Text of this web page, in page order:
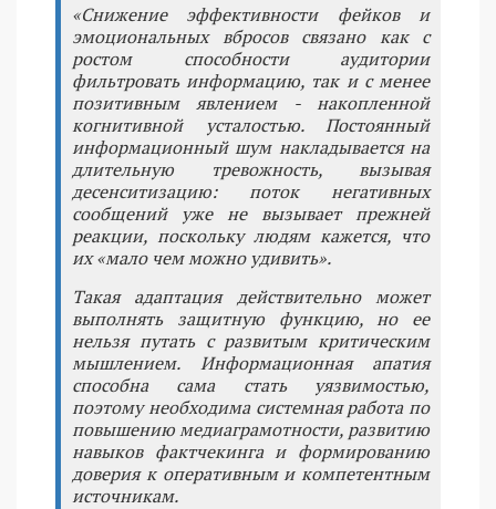
«Снижение эффективности фейков и
эмоциональных вбросов связано как с
ростом способности аудитории
фильтровать информацию, так и с менее
позитивным явлением - накопленной
когнитивной усталостью. Постоянный
информационный шум накладывается на
длительную тревожность, вызывая
десенситизацию: поток негативных
сообщений уже не вызывает прежней
реакции, поскольку людям кажется, что
их «мало чем можно удивить».
Такая адаптация действительно может
выполнять защитную функцию, но ее
нельзя путать с развитым критическим
мышлением. Информационная апатия
способна сама стать уязвимостью,
поэтому необходима системная работа по
повышению медиаграмотности, развитию
навыков фактчекинга и формированию
доверия к оперативным и компетентным
источникам.